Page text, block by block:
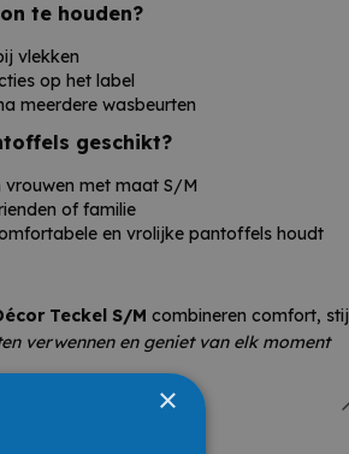
te houden?
vlekken
op het label
meerdere wasbeurten
geschikt?
vrouwen met maat S/M
of familie
en vrolijke pantoffels houdt
Teckel S/M combineren comfort, stijl
verwennen en geniet van elk moment
×